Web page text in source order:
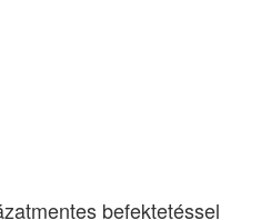
befektetéssel